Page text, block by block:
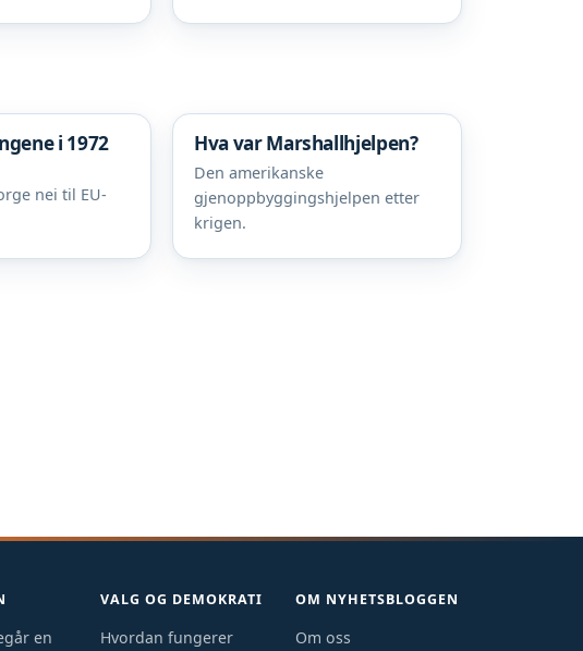
i 1972
nei til EU-
Hva var Marshallhjelpen?
Den amerikanske
gjenoppbyggingshjelpen etter
krigen.
en
VALG OG DEMOKRATI
Hvordan fungerer
OM NYHETSBLOGGEN
Om oss